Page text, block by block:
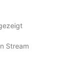
Stream